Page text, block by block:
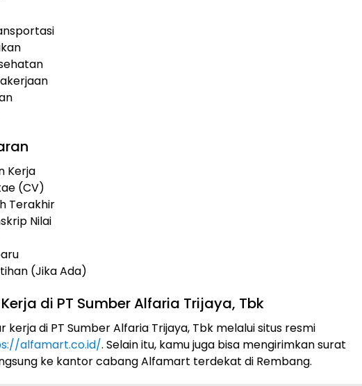
Kerja
(CV)
Terakhir
Nilai
(Jika Ada)
di PT Sumber Alfaria Trijaya, Tbk
kerja di PT Sumber Alfaria Trijaya, Tbk melalui situs resmi
alfamart.co.id/. Selain itu, kamu juga bisa mengirimkan surat
ke kantor cabang Alfamart terdekat di Rembang.